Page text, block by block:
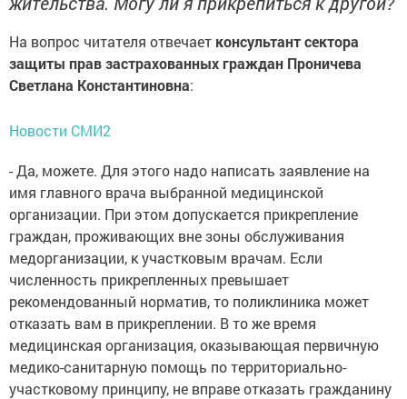
На вопрос читателя отвечает консультант сектора
защиты прав застрахованных граждан Проничева
Светлана Константиновна:
Новости СМИ2
- Да, можете. Для этого надо написать заявление на
имя главного врача выбранной медицинской
организации. При этом допускается прикрепление
граждан, проживающих вне зоны обслуживания
медорганизации, к участковым врачам. Если
численность прикрепленных превышает
рекомендованный норматив, то поликлиника может
отказать вам в прикреплении. В то же время
медицинская организация, оказывающая первичную
медико-санитарную помощь по территориально-
участковому принципу, не вправе отказать гражданину